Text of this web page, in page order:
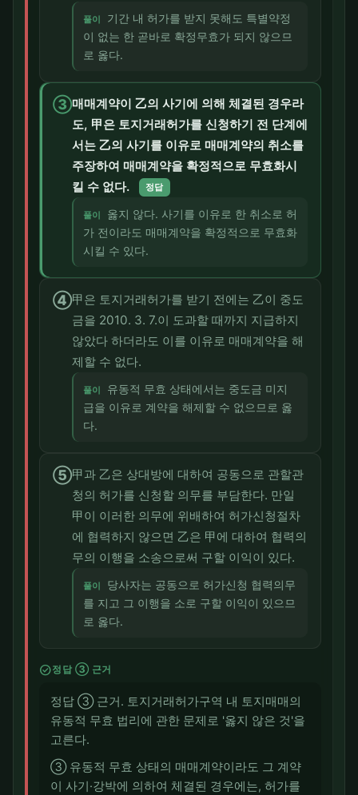
풀이
기간 내 허가를 받지 못해도 특별약정
이 없는 한 곧바로 확정무효가 되지 않으므
로 옳다.
③매매계약이 乙의 사기에 의해 체결된 경우라
도, 甲은 토지거래허가를 신청하기 전 단계에
서는 乙의 사기를 이유로 매매계약의 취소를
주장하여 매매계약을 확정적으로 무효화시
킬 수 없다.
정답
풀이
옳지 않다. 사기를 이유로 한 취소로 허
가 전이라도 매매계약을 확정적으로 무효화
시킬 수 있다.
④甲은 토지거래허가를 받기 전에는 乙이 중도
금을 2010. 3. 7.이 도과할 때까지 지급하지
않았다 하더라도 이를 이유로 매매계약을 해
제할 수 없다.
풀이
유동적 무효 상태에서는 중도금 미지
급을 이유로 계약을 해제할 수 없으므로 옳
다.
⑤甲과 乙은 상대방에 대하여 공동으로 관할관
청의 허가를 신청할 의무를 부담한다. 만일
甲이 이러한 의무에 위배하여 허가신청절차
에 협력하지 않으면 乙은 甲에 대하여 협력의
무의 이행을 소송으로써 구할 이익이 있다.
풀이
당사자는 공동으로 허가신청 협력의무
를 지고 그 이행을 소로 구할 이익이 있으므
로 옳다.
check_circle정답 ③ 근거
정답 ③ 근거. 토지거래허가구역 내 토지매매의
유동적 무효 법리에 관한 문제로 '옳지 않은 것'을
고른다.
③ 유동적 무효 상태의 매매계약이라도 그 계약
이 사기·강박에 의하여 체결된 경우에는, 허가를